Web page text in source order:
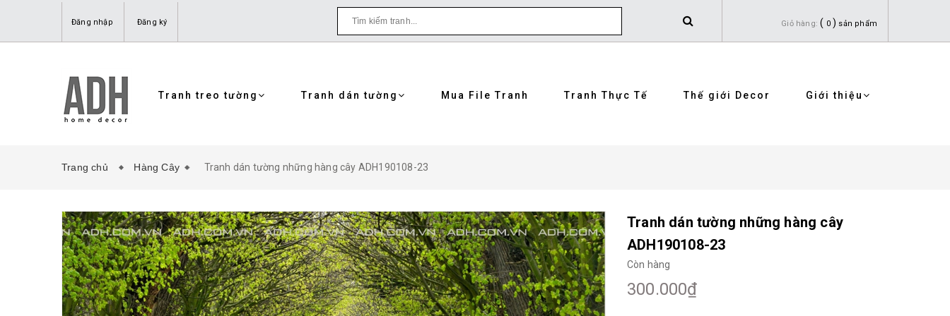
Đăng nhập Đăng ký Giỏ hàng: ( 0 ) sản phẩm
Tranh treo tường Tranh dán tường Mua File Tranh Tranh Thực Tế Thế giới Decor Giới thiệu
Trang chủ Hàng Cây Tranh dán tường những hàng cây ADH190108-23
Tranh dán tường những hàng cây
ADH190108-23
Còn hàng
300.000₫